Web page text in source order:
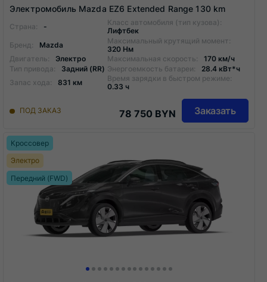
Электромобиль Mazda EZ6 Extended Range 130 km
Страна: -
Класс автомобиля (тип кузова):
Лифтбек
Бренд:
Mazda
Максимальный крутящий момент:
320 Нм
Двигатель:
Электро Максимальная скорость:
170 км/ч
Тип привода:
Задний (RR) Энергоемкость батареи:
28.4 кВт*ч
Запас хода:
831 км
Время зарядки в быстром режиме:
0.33 ч
ПОД ЗАКАЗ 78 750 BYN Заказать
Кроссовер
Электро
Передний (FWD)